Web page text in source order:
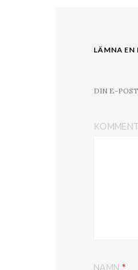
LÄMNA EN
DIN E-
NAMN *